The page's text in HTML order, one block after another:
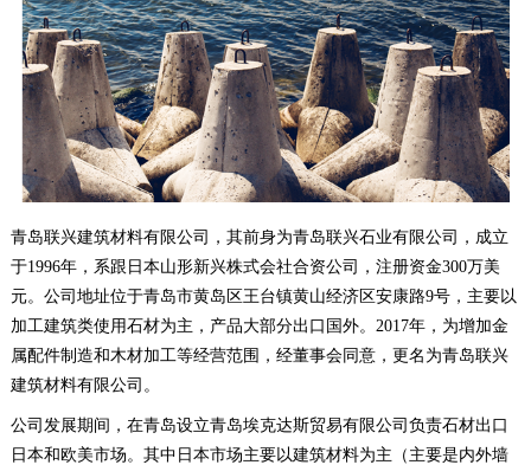
青岛联兴建筑材料有限公司，其前身为青岛联兴石业有限公司，成立
于1996年，系跟日本山形新兴株式会社合资公司，注册资金300万美
元。公司地址位于青岛市黄岛区王台镇黄山经济区安康路9号，主要以
加工建筑类使用石材为主，产品大部分出口国外。2017年，为增加金
属配件制造和木材加工等经营范围，经董事会同意，更名为青岛联兴
建筑材料有限公司。
公司发展期间，在青岛设立青岛埃克达斯贸易有限公司负责石材出口
日本和欧美市场。其中日本市场主要以建筑材料为主（主要是内外墙